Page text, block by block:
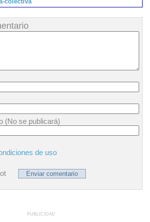
(No se publicará)
de uso
PUBLICIDAD